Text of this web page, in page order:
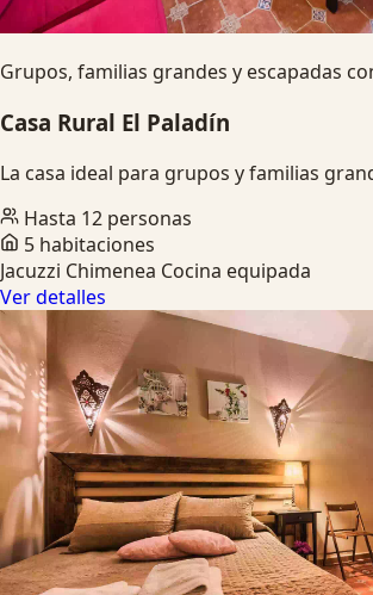
Grupos, familias grandes y escapadas
Casa Rural El Paladín
La casa ideal para grupos y familias
Hasta 12 personas
5 habitaciones
Jacuzzi Chimenea Cocina equipada
Ver detalles